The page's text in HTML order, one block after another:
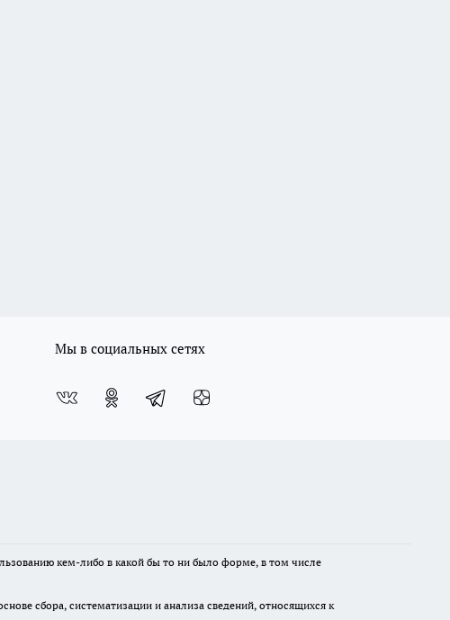
Мы в социальных сетях
кем-либо в какой бы то ни было форме, в том числе
сбора, систематизации и анализа сведений, относящихся к